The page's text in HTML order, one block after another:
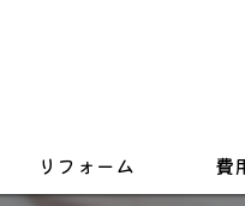
リフォーム 費